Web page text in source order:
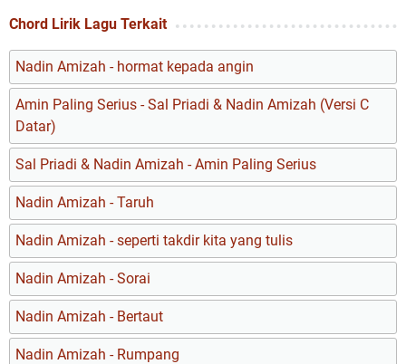
Chord Lirik Lagu Terkait
Nadin Amizah - hormat kepada angin
Amin Paling Serius - Sal Priadi & Nadin Amizah (Versi C
Datar)
Sal Priadi & Nadin Amizah - Amin Paling Serius
Nadin Amizah - Taruh
Nadin Amizah - seperti takdir kita yang tulis
Nadin Amizah - Sorai
Nadin Amizah - Bertaut
Nadin Amizah - Rumpang